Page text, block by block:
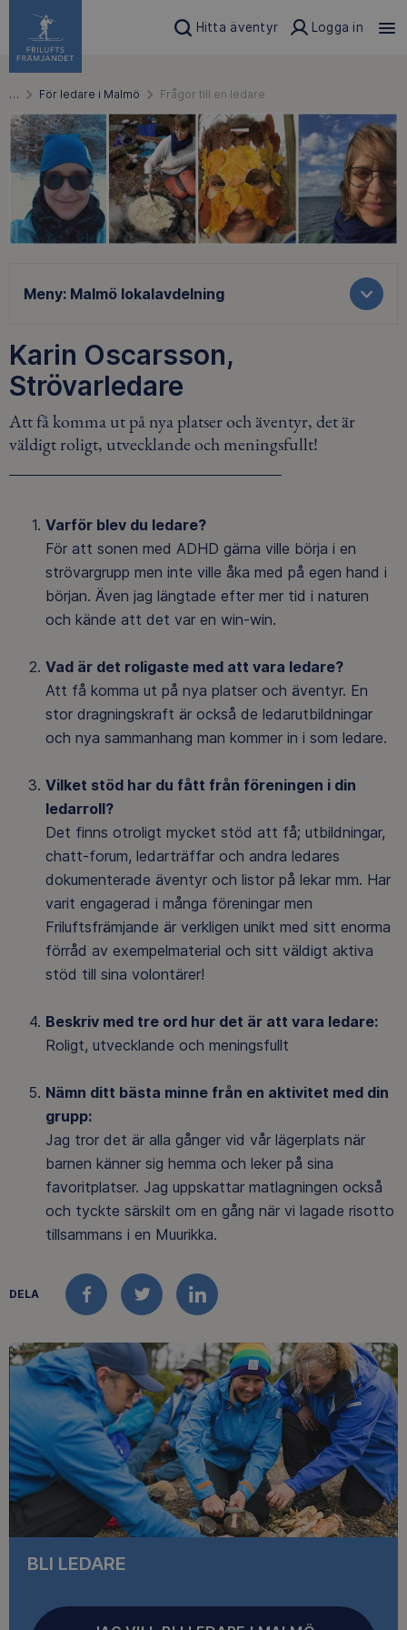
Hitta äventyr Logga in
… För ledare i Malmö Frågor till en ledare
Meny: Malmö lokalavdelning
Karin Oscarsson,
Strövarledare
Att få komma ut på nya platser och äventyr, det är
väldigt roligt, utvecklande och meningsfullt!
Varför blev du ledare?
För att sonen med ADHD gärna ville börja i en
strövargrupp men inte ville åka med på egen hand i
början. Även jag längtade efter mer tid i naturen
och kände att det var en win-win.
Vad är det roligaste med att vara ledare?
Att få komma ut på nya platser och äventyr. En
stor dragningskraft är också de ledarutbildningar
och nya sammanhang man kommer in i som ledare.
Vilket stöd har du fått från föreningen i din
ledarroll?
Det finns otroligt mycket stöd att få; utbildningar,
chatt-forum, ledarträffar och andra ledares
dokumenterade äventyr och listor på lekar mm. Har
varit engagerad i många föreningar men
Friluftsfrämjande är verkligen unikt med sitt enorma
förråd av exempelmaterial och sitt väldigt aktiva
stöd till sina volontärer!
Beskriv med tre ord hur det är att vara ledare:
Roligt, utvecklande och meningsfullt
Nämn ditt bästa minne från en aktivitet med din
grupp:
Jag tror det är alla gånger vid vår lägerplats när
barnen känner sig hemma och leker på sina
favoritplatser. Jag uppskattar matlagningen också
och tyckte särskilt om en gång när vi lagade risotto
tillsammans i en Muurikka.
DELA
FACEBOOKTWITTERLINKEDIN
BLI LEDARE